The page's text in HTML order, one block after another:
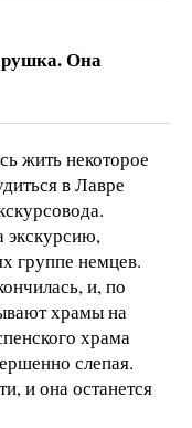
Она
жить некоторое
в Лавре
экскурсию,
группе немцев.
и, по
храмы на
храма
слепая.
и она останется